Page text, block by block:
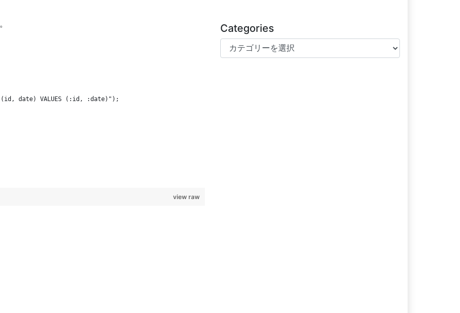
(id, date) VALUES (:id, :date)");
view raw
Categories
Categories